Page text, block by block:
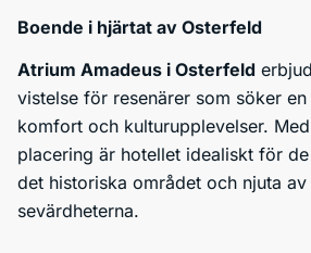
Boende i hjärtat av Osterfeld
Atrium Amadeus i Osterfeld
vistelse för resenärer som söker
komfort och kulturupplevelser.
placering är hotellet idealiskt för
det historiska området och njuta
sevärdheterna.